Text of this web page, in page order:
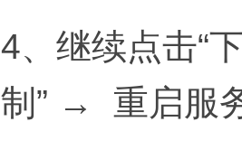
4、继续点击“
制” → 重启服